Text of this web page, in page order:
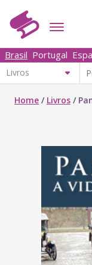
Brasil Portugal
Home / Livros /